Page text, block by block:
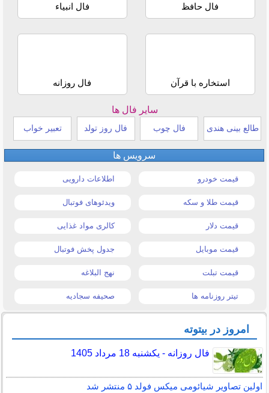
فال حافظ فال انبیاء
استخاره با قرآن فال روزانه
سایر فال ها
طالع بینی هندی فال چوب فال روز تولد تعبیر خواب
سرویس ها
قیمت خودرو اطلاعات دارویی
قیمت طلا و سکه ویدئوهای فوتبال
قیمت دلار کالری مواد غذایی
قیمت موبایل جدول پخش فوتبال
قیمت تبلت نهج البلاغه
تیتر روزنامه ها صحیفه سجادیه
امروز در بیتوته
فال روزانه - یکشنبه 18 مرداد 1405
اولین تصاویر شیائومی میکس فولد ۵ منتشر شد